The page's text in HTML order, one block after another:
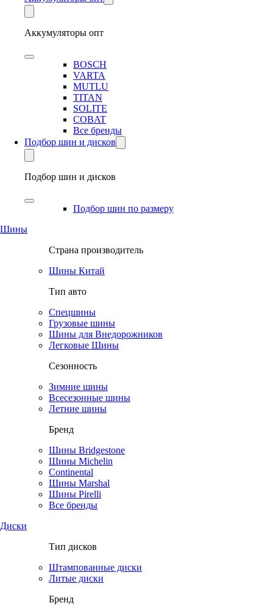
Аккумуляторы опт
BOSCH
VARTA
MUTLU
TITAN
SOLITE
COBAT
Все бренды
Подбор шин и дисков
Подбор шин и дисков
Подбор шин по размеру
Шины
Страна производитель
Шины Китай
Тип авто
Спецшины
Грузовые шины
Шины для Внедорожников
Легковые Шины
Сезонность
Зимние шины
Всесезонные шины
Летние шины
Бренд
Шины Bridgestone
Шины Michelin
Continental
Шины Marshal
Шины Pirelli
Все бренды
Диски
Тип дисков
Штампованные диски
Литые диски
Бренд